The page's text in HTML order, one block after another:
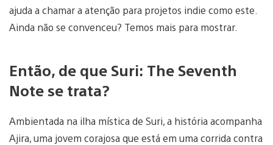
ajuda a chamar a atenção para projetos indie como este.
Ainda não se convenceu? Temos mais para mostrar.
Então, de que Suri: The Seventh
Note se trata?
Ambientada na ilha mística de Suri, a história acompanha
Ajira, uma jovem corajosa que está em uma corrida contra